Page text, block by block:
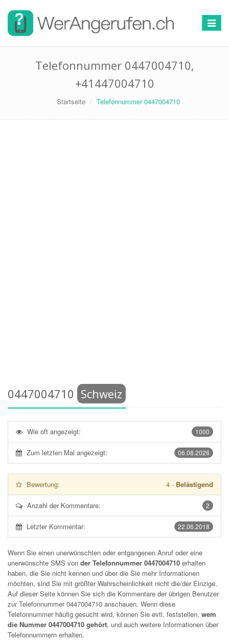
Toggle
Telefonnummer 0447004710,
+41447004710
Startseite Telefonnummer 0447004710
0447004710 Schweiz
1000
Wie oft angezeigt:
06.08.2026
Zum letzten Mal angezeigt:
Bewertung: 4 - Belästigend
2
Anzahl der Kommentare:
22.06.2018
Letzter Kommentar:
Wenn Sie einen unerwünschten oder entgangenen Anruf oder eine
unerwünschte SMS von der Telefonnummer 0447004710 erhalten
haben, die Sie nicht kennen und über die Sie mehr Informationen
möchten, sind Sie mit größter Wahrscheinlichkeit nicht die/der Einzige.
Auf dieser Seite können Sie sich die Kommentare der übrigen Benutzer
zur Telefonnummer0447004710 anschauen. Wenn diese
Telefonnummer häufig gesucht wird, können Sie evtl. feststellen, wem
die Nummer 0447004710 gehört, und auch weitere Informationen über
Telefonnummern erhalten.